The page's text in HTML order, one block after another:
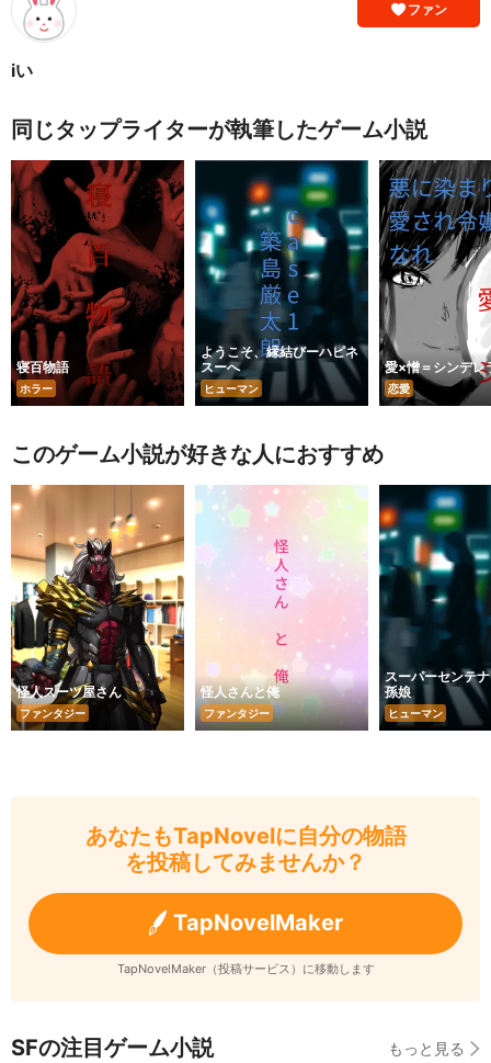
ファン
iい
同じタップライターが執筆したゲーム小説
寝百物語
ホラー
ようこそ、縁結びーハピネ
スーへ
ヒューマン
愛×憎＝シンデレ
恋愛
このゲーム小説が好きな人におすすめ
怪人スーツ屋さん
ファンタジー
怪人さんと俺
ファンタジー
スーパーセンテ
孫娘
ヒューマン
あなたもTapNovelに自分の物語
を投稿してみませんか？
TapNovelMaker
TapNovelMaker（投稿サービス）に移動します
SFの注目ゲーム小説 もっと見る